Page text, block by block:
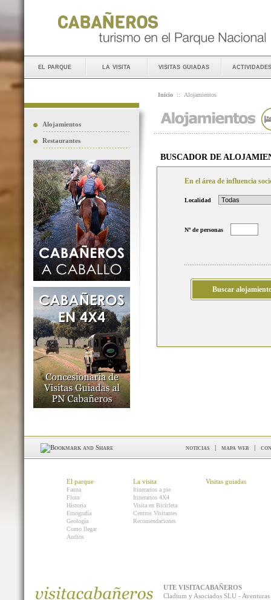
el parque la visita visitas guiadas actividades
Alojamientos
Restaurantes
Inicio :: Alojamientos
BUSCADOR DE
En el área de influencia
Localidad
Nº de personas
noticias | mapa web |
El parque
Fauna
Flora
Historia
Etnografía
Geología
Como llegar
Audios
La visita
Itinerarios a pie
Itinerarios 4X4
Visita en Bicicleta
Centros Visitantes
Recomendaciones
Visitas guiadas
UTE VISITACABAÑEROS
Cladium y Asociados SLU -